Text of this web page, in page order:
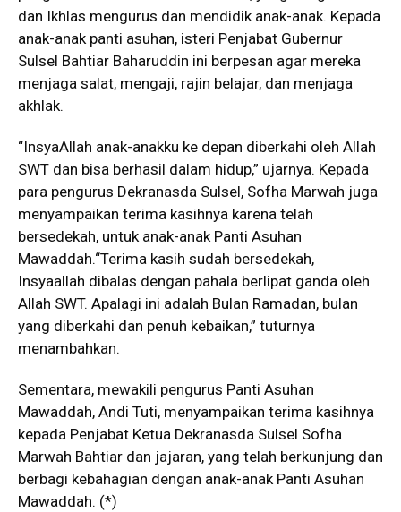
dan Ikhlas mengurus dan mendidik anak-anak. Kepada
anak-anak panti asuhan, isteri Penjabat Gubernur
Sulsel Bahtiar Baharuddin ini berpesan agar mereka
menjaga salat, mengaji, rajin belajar, dan menjaga
akhlak.
“InsyaAllah anak-anakku ke depan diberkahi oleh Allah
SWT dan bisa berhasil dalam hidup,” ujarnya. Kepada
para pengurus Dekranasda Sulsel, Sofha Marwah juga
menyampaikan terima kasihnya karena telah
bersedekah, untuk anak-anak Panti Asuhan
Mawaddah.“Terima kasih sudah bersedekah,
Insyaallah dibalas dengan pahala berlipat ganda oleh
Allah SWT. Apalagi ini adalah Bulan Ramadan, bulan
yang diberkahi dan penuh kebaikan,” tuturnya
menambahkan.
Sementara, mewakili pengurus Panti Asuhan
Mawaddah, Andi Tuti, menyampaikan terima kasihnya
kepada Penjabat Ketua Dekranasda Sulsel Sofha
Marwah Bahtiar dan jajaran, yang telah berkunjung dan
berbagi kebahagian dengan anak-anak Panti Asuhan
Mawaddah. (*)